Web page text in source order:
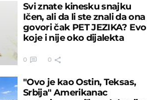
Svi znate kinesku snajku
Ičen, ali da li ste znali da ona
govori čak PET JEZIKA? Evo
koje i nije oko dijalekta
0 0
"Ovo je kao Ostin, Teksas,
Srbija" Amerikanac